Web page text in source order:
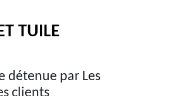
TUILE
détenue par Les
clients